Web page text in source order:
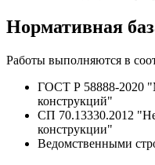
Нормативная
Работы выполняются в
ГОСТ Р 58888-2020
конструкций"
СП 70.13330.2012
конструкции"
Ведомственными